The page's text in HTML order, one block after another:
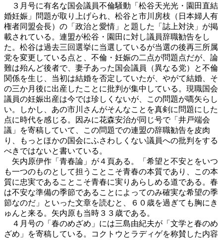
３月号に有名な国会議員不倫騒動「松谷天光光・園田直結
婚妊娠」問題が取り上げられ、松谷と市川房枝（日本婦人有
権者同盟会長）の「政治と愛情」と題した「誌上対決」が掲
載されている。連盟が松谷・園田に対し議員辞職勧告をし
た。松谷は過去三回選挙に当選しているが当選の後再三所属
党を変更している点と、不倫・妊娠の二点が問題点だが、論
難は殆んど後者で、妻子あった国会議員（異なる党）と不倫
関係を生じ、当初は結婚を否定していたが、やがて結婚、そ
の三か月後に出産したことに批判が集中している。現職国会
議員の妊娠出産は今では珍しくないが、この問題が嚆矢らし
い。しかし、あの市川さんがそんなことを真剣に問題にした
点に時代を感じる。因みに花森安治が同じ号で「井戸端会
議」を寄稿していて、この問題での連盟の辞職勧告を皮肉
り、もっとほかの国会にふさわしくない議員への批判をする
べきではないと書いている。
矢内原伊作「青春論」が４頁ある。「希望と不安とをいつ
も一つのものとして担うことこそ青春の本質であり、この本
質に忠実であることこそ青春に実りあらしめる道である。春
は不安な準備の季節であることによってのみ確実な希望の季
節なのだ」といった文章を読むと、６０歳を過ぎても胸にき
ゅんと来る。矢内原も当時３３歳である。
４月号の「春のめざめ」には三島由紀夫が「文学と春のめ
ざめ」を寄稿している。コクトウとラディゲを称賛した内容